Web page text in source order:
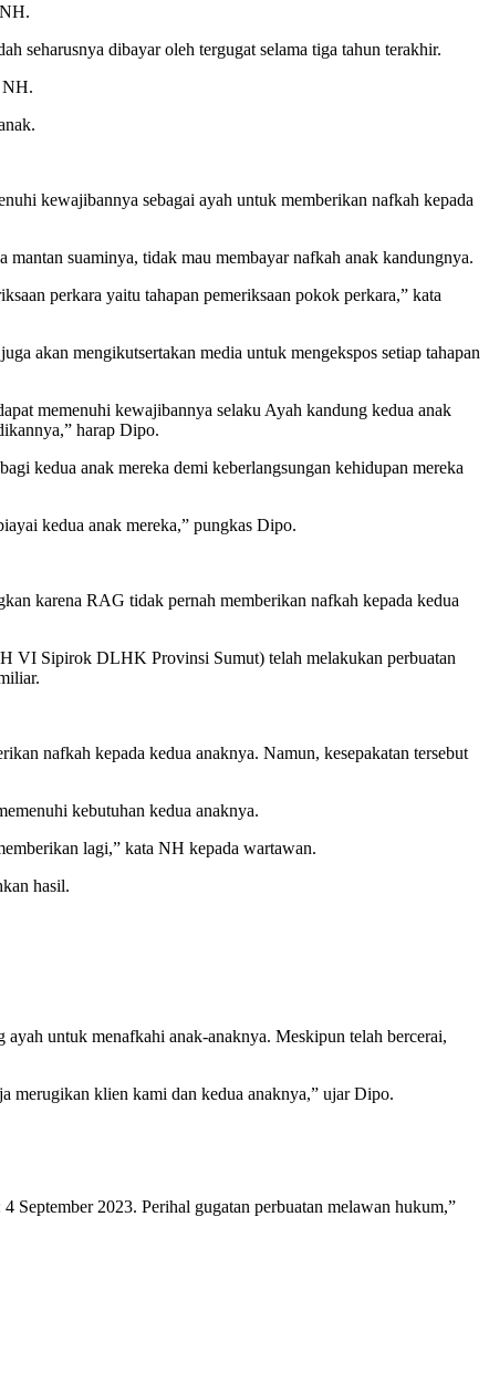
seharusnya dibayar oleh tergugat selama tiga tahun terakhir.
NH.
kewajibannya sebagai ayah untuk memberikan nafkah kepada
suaminya, tidak mau membayar nafkah anak kandungnya.
perkara yaitu tahapan pemeriksaan pokok perkara,” kata
akan mengikutsertakan media untuk mengekspos setiap tahapan
memenuhi kewajibannya selaku Ayah kandung kedua anak
harap Dipo.
kedua anak mereka demi keberlangsungan kehidupan mereka
kedua anak mereka,” pungkas Dipo.
karena RAG tidak pernah memberikan nafkah kepada kedua
VI Sipirok DLHK Provinsi Sumut) telah melakukan perbuatan
nafkah kepada kedua anaknya. Namun, kesepakatan tersebut
kebutuhan kedua anaknya.
lagi,” kata NH kepada wartawan.
hasil.
untuk menafkahi anak-anaknya. Meskipun telah bercerai,
merugikan klien kami dan kedua anaknya,” ujar Dipo.
September 2023. Perihal gugatan perbuatan melawan hukum,”